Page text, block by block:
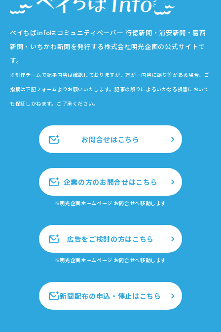
ベイちばinfoはコミュニティペーパー 行徳新聞・浦安新聞・葛西
新聞・いちかわ新聞を発行する株式会社明光企画の公式サイトで
す。
※制作チームで記事内容は確認しておりますが、万が一内容に誤り等がある場合、ご
指摘は下記フォームよりお願いいたします。記事の誤りによるいかなる損害において
も保証しかねます。ご了承ください。
お問合せはこちら
企業の方のお問合せはこちら
※明光企画ホームページ お問合せへ移動します
広告をご検討の方はこちら
※明光企画ホームページ お問合せへ移動します
新聞配布の申込・停止はこちら